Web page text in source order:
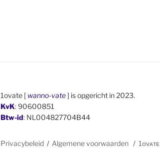
1ovate [ wanno-vate] is opgericht in 2023.
KvK: 90600851
Btw-id: NL004827704B44
Privacybeleid Algemene voorwaarden 1ᴏᴠᴀᴛᴇ